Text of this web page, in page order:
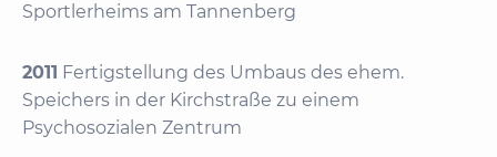
Sportlerheims am Tannenberg
2011 Fertigstellung des Umbaus des ehem.
Speichers in der Kirchstraße zu einem
Psychosozialen Zentrum